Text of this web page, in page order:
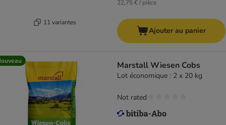
11 variantes
22,75 € / pièce
Ajouter au panier
Marstall Wiesen Cobs
Lot économique : 2 x 20 kg
Not rated